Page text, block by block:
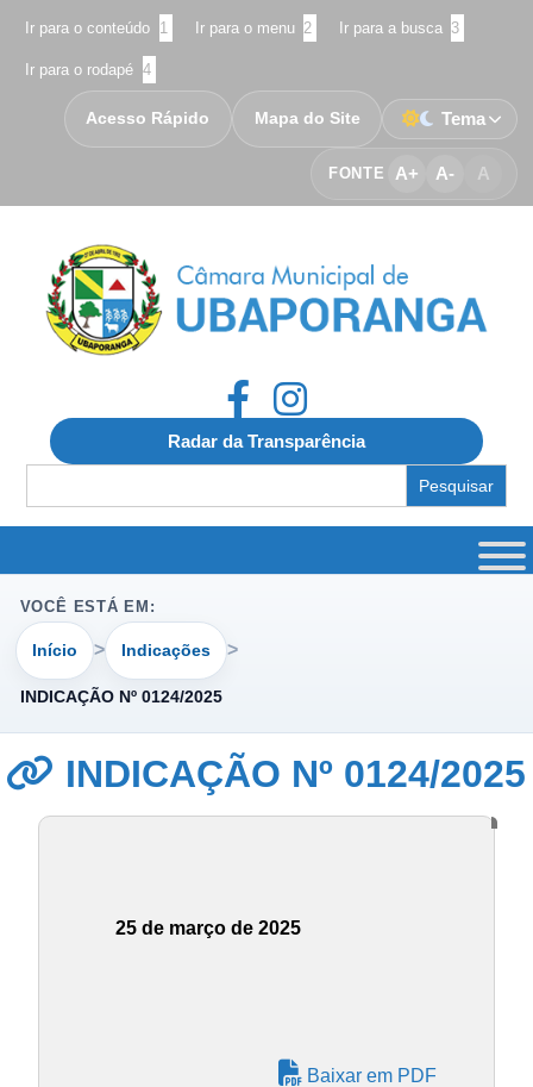
Ir para o conteúdo 1 Ir para o menu 2 Ir para a busca 3
Ir para o rodapé 4
FONTE A+ A- A
Acesso Rápido Mapa do Site Tema
Radar da Transparência
for:
VOCÊ ESTÁ EM:
Início Indicações
INDICAÇÃO Nº 0124/2025
INDICAÇÃO Nº 0124/2025
25 de março de 2025
Baixar em PDF